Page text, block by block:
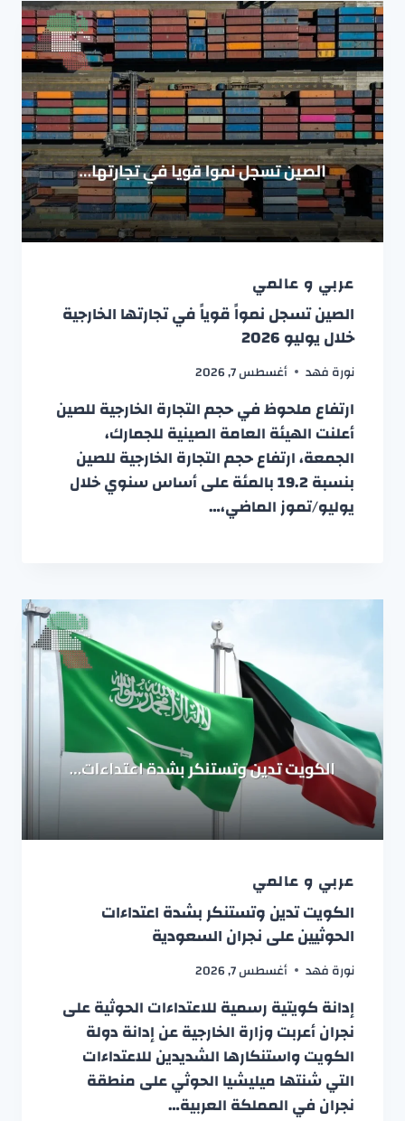
عربي و عالمي
الصين تسجل نمواً قوياً في تجارتها الخارجية
خلال يوليو 2026
نورة فهد أغسطس 7, 2026
ارتفاع ملحوظ في حجم التجارة الخارجية للصين
أعلنت الهيئة العامة الصينية للجمارك،
الجمعة، ارتفاع حجم التجارة الخارجية للصين
بنسبة 19.2 بالمئة على أساس سنوي خلال
يوليو/تموز الماضي،…
عربي و عالمي
الكويت تدين وتستنكر بشدة اعتداءات
الحوثيين على نجران السعودية
نورة فهد أغسطس 7, 2026
إدانة كويتية رسمية للاعتداءات الحوثية على
نجران أعربت وزارة الخارجية عن إدانة دولة
الكويت واستنكارها الشديدين للاعتداءات
التي شنتها ميليشيا الحوثي على منطقة
نجران في المملكة العربية…